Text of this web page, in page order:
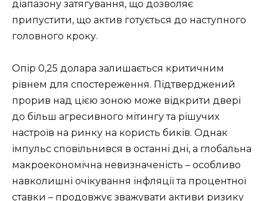
діапазону затягування, що дозволяє
припустити, що актив готується до наступного
головного кроку.
Опір 0,25 долара залишається критичним
рівнем для спостереження. Підтверджений
прорив над цією зоною може відкрити двері
до більш агресивного мітингу та рішучих
настроїв на ринку на користь биків. Однак
імпульс сповільнився в останні дні, а глобальна
макроекономічна невизначеність – особливо
навколишні очікування інфляції та процентної
ставки – продовжує зважувати активи ризику